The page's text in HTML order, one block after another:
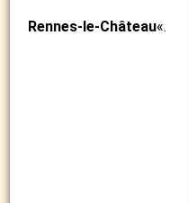
Rennes-le-Château«.